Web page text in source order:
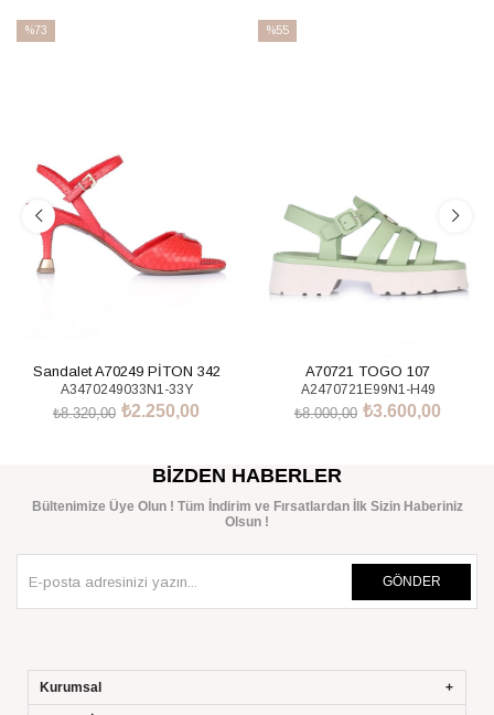
%73
Sandalet A70249 PİTON 342
A3470249033N1-33Y
₺2.250,00
₺8.320,00
%55
A70721 TOGO 107
A2470721E99N1-H49
₺3.600,00
₺8.000,00
BIZDEN HABERLER
Bültenimize Üye Olun ! Tüm İndirim ve Fırsatlardan İlk Sizin Haberiniz
Olsun !
GÖNDER
Kurumsal